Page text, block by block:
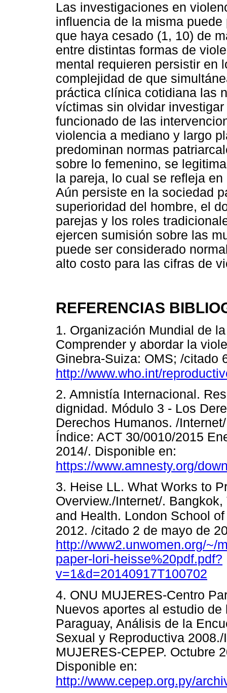
Las investigaciones en
influencia de la misma
que haya cesado (1, 10) de
entre distintas formas de
mental requieren persistir en
complejidad de que
práctica clínica cotidiana las
víctimas sin olvidar
funcionado de las
violencia a mediano y largo
predominan normas
sobre lo femenino, se
la pareja, lo cual se refleja
Aún persiste en la sociedad
superioridad del hombre, el
parejas y los roles
ejercen sumisión sobre las
puede ser considerado
alto costo para las cifras de
REFERENCIAS
1. Organización Mundial de
Comprender y abordar la
Ginebra-Suiza: OMS; /citado
http://www.who.int/
2. Amnistía Internacional.
dignidad. Módulo 3 - Los
Derechos Humanos. /
Índice: ACT 30/0010/2015
2014/. Disponible en:
https://www.amnesty.org/
3. Heise LL. What Works to
Overview./Internet/.
and Health. London School
2012. /citado 2 de mayo de
http://www2.unwomen.org/~/
paper-lori-heisse%20pdf.pdf?
v=1&d=20140917T100702
4. ONU MUJERES-Centro
Nuevos aportes al estudio
Paraguay, Análisis de la
Sexual y Reproductiva
MUJERES-CEPEP. Octubre
Disponible en:
http://www.cepep.org.py/